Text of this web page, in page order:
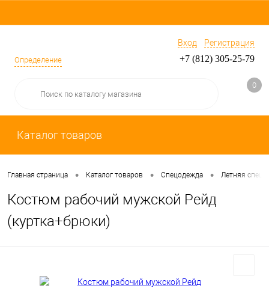
Определение
Вход Регистрация
+7 (812) 305-25-79
0
Каталог товаров
Главная страница • Каталог товаров • Спецодежда • Летняя
Костюм рабочий мужской Рейд
(куртка+брюки)